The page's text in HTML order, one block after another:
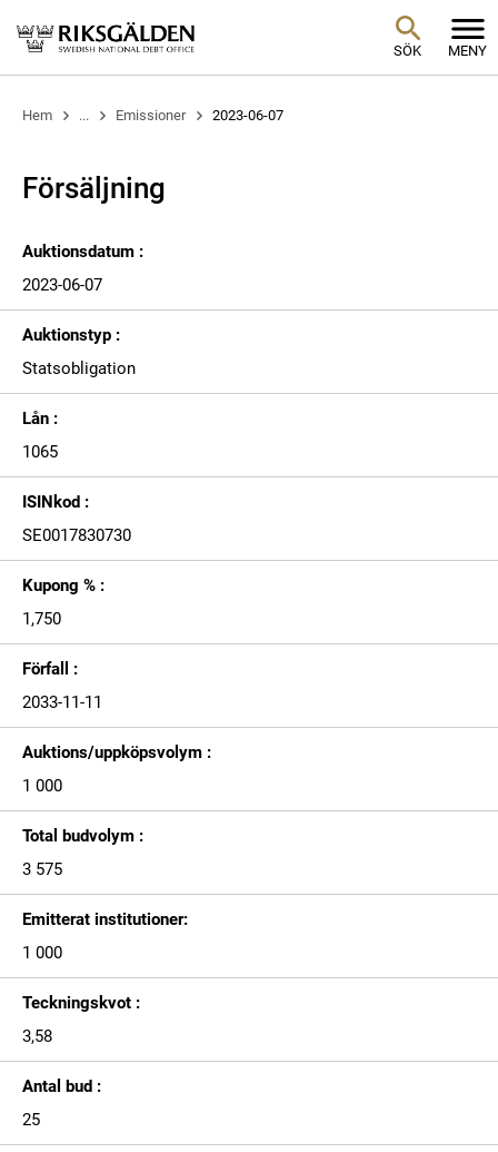
SÖK MENY
Hem ... Emissioner 2023-06-07
Försäljning
Auktionsdatum :
2023-06-07
Auktionstyp :
Statsobligation
Lån :
1065
ISINkod :
SE0017830730
Kupong % :
1,750
Förfall :
2033-11-11
Auktions/uppköpsvolym :
1 000
Total budvolym :
3 575
Emitterat institutioner:
1 000
Teckningskvot :
3,58
Antal bud :
25